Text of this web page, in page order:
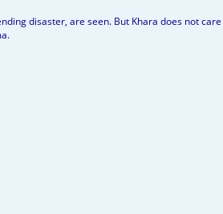
disaster, are seen. But Khara does not